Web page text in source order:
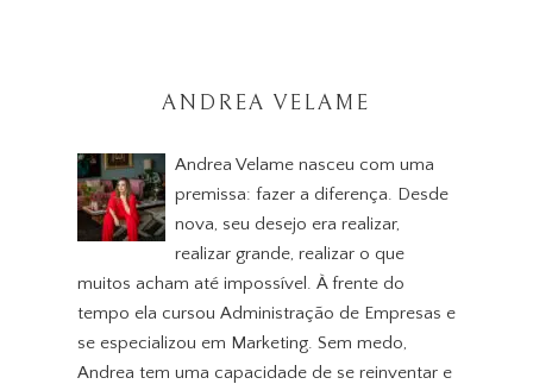
ANDREA VELAME
Andrea Velame nasceu com uma
premissa: fazer a diferença. Desde
nova, seu desejo era realizar,
realizar grande, realizar o que
muitos acham até impossível. À frente do
tempo ela cursou Administração de Empresas e
se especializou em Marketing. Sem medo,
Andrea tem uma capacidade de se reinventar e